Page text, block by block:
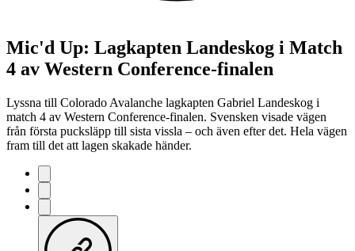
Mic'd Up: Lagkapten Landeskog i Match
4 av Western Conference-finalen
Lyssna till Colorado Avalanche lagkapten Gabriel Landeskog i
match 4 av Western Conference-finalen. Svensken visade vägen
från första pucksläpp till sista vissla – och även efter det. Hela vägen
fram till det att lagen skakade händer.